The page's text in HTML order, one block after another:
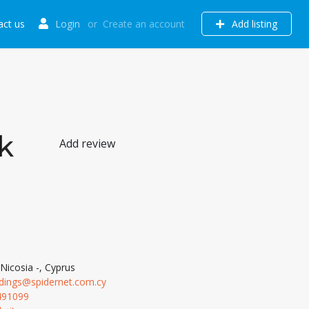
Login or Create an account Add listing
us
Add review
-, Cyprus